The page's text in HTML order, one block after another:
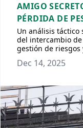
AMIGO
PÉRDIDA DE
Un análisis táctico
del intercambio
gestión de riesgos
Dec 14, 2025